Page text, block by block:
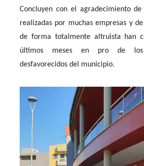
Concluyen con el agradecimiento de
realizadas por muchas empresas y
de forma totalmente altruista han
últimos meses en pro de los
desfavorecidos del municipio.